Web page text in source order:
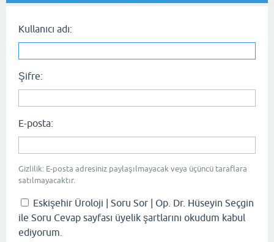
Kullanıcı adı:
Şifre:
E-posta:
Gizlilik: E-posta adresiniz paylaşılmayacak veya üçüncü taraflara
satılmayacaktır.
Eskişehir Üroloji | Soru Sor | Op. Dr. Hüseyin Seçgin
ile Soru Cevap sayfası üyelik şartlarını okudum kabul
ediyorum.